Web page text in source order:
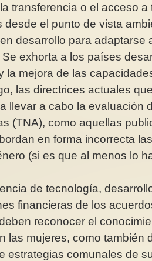
transferencia o el acceso
desde el punto de vista
desarrollo para adaptarse
Se exhorta a los países
la mejora de las
las directrices actuales
llevar a cabo la evaluación
(TNA), como aquellas
en forma incorrecta
(si es que al menos lo
de tecnología,
financieras de los
reconocer el
las mujeres, como también
estrategias comunales de